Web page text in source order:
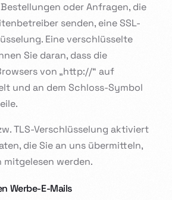
oder Anfragen, die
senden, eine SSL-
Eine verschlüsselte
Sie daran, dass die
von „http://“ auf
und an dem Schloss-Symbol
TLS-Verschlüsselung aktiviert
die Sie an uns übermitteln,
werden.
Werbe-E-Mails